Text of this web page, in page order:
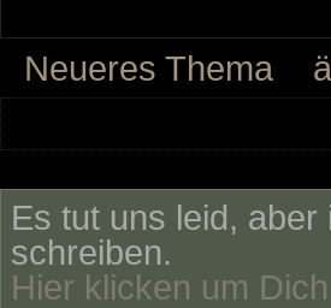
Neueres Thema
Es tut uns leid,
schreiben.
Hier klicken um